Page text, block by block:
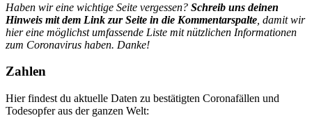
Haben wir eine wichtige Seite vergessen? Schreib uns deinen
Hinweis mit dem Link zur Seite in die Kommentarspalte , damit wir
hier eine möglichst umfassende Liste mit nützlichen Informationen
zum Coronavirus haben. Danke!
Zahlen
Hier findest du aktuelle Daten zu bestätigten Coronafällen und
Todesopfer aus der ganzen Welt: